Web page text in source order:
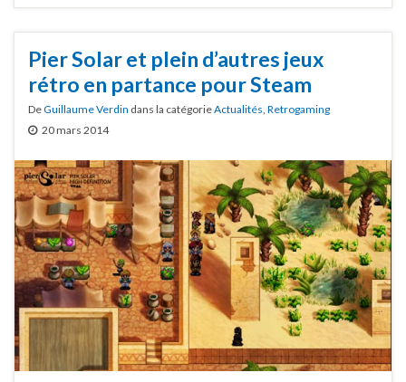
Pier Solar et plein d’autres jeux
rétro en partance pour Steam
DeGuillaume Verdin dans la catégorieActualités Retrogaming
20 mars 2014